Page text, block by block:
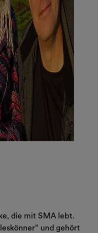
die mit SMA lebt.
und gehört